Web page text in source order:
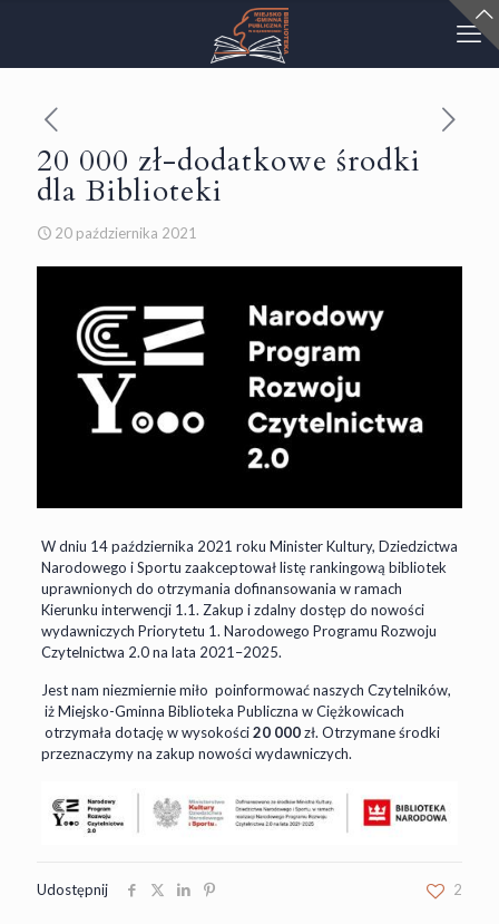
20 000 zł-dodatkowe środki
dla Biblioteki
20 października 2021
W dniu 14 października 2021 roku Minister Kultury, Dziedzictwa
Narodowego i Sportu zaakceptował listę rankingową bibliotek
uprawnionych do otrzymania dofinansowania w ramach
Kierunku interwencji 1.1. Zakup i zdalny dostęp do nowości
wydawniczych Priorytetu 1. Narodowego Programu Rozwoju
Czytelnictwa 2.0 na lata 2021–2025.
Jest nam niezmiernie miło poinformować naszych Czytelników,
iż Miejsko-Gminna Biblioteka Publiczna w Ciężkowicach
otrzymała dotację w wysokości20 000zł. Otrzymane środki
przeznaczymy na zakup nowości wydawniczych.
Udostępnij 2